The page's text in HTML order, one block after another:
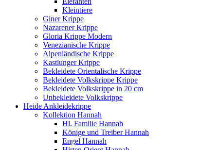
Kleintiere
Giner Krippe
Nazarener Krippe
Gloria Krippe Modern
Venezianische Krippe
Alpenländische Krippe
Kastlunger Krippe
Bekleidete Orientalische Krippe
Bekleidete Volkskrippe Krippe
Bekleidete Volkskrippe in 20 cm
Unbekleidete Volkskrippe
Heide Ankleidekrippe
Kollektion Hannah
Hl. Familie Hannah
Könige und Treiber Hannah
Engel Hannah